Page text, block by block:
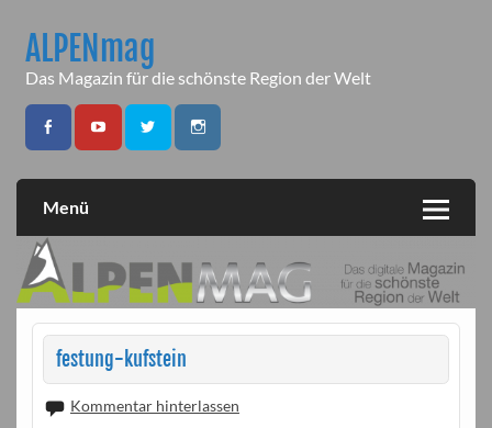
contentALPENmag
Das Magazin für die schönste Region der Welt
Menü
festung-kufstein
Kommentar hinterlassen